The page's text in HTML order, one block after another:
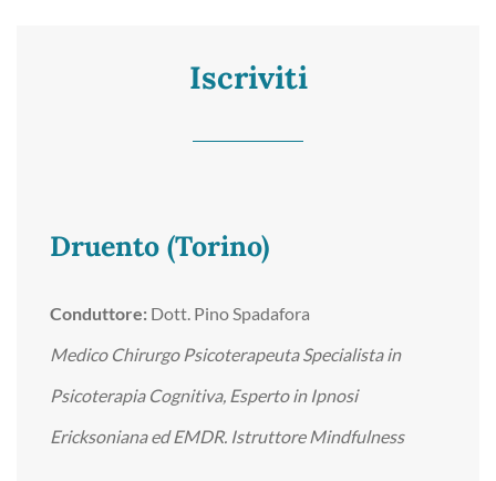
Iscriviti
Druento (Torino)
Conduttore: Dott. Pino Spadafora
Medico Chirurgo Psicoterapeuta Specialista in
Psicoterapia Cognitiva, Esperto in Ipnosi
Ericksoniana ed EMDR. Istruttore Mindfulness